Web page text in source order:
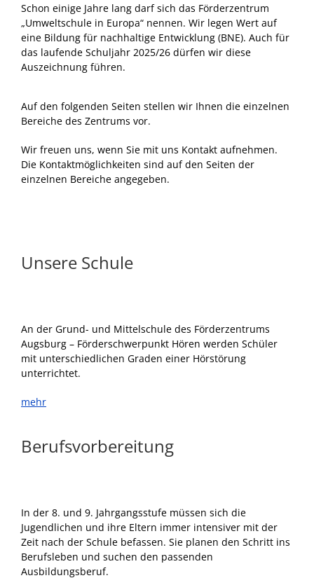
Schon einige Jahre lang darf sich das Förderzentrum
„Umweltschule in Europa“ nennen. Wir legen Wert auf
eine Bildung für nachhaltige Entwicklung (BNE). Auch für
das laufende Schuljahr 2025/26 dürfen wir diese
Auszeichnung führen.
Auf den folgenden Seiten stellen wir Ihnen die einzelnen
Bereiche des Zentrums vor.
Wir freuen uns, wenn Sie mit uns Kontakt aufnehmen.
Die Kontaktmöglichkeiten sind auf den Seiten der
einzelnen Bereiche angegeben.
Unsere Schule
An der Grund- und Mittelschule des Förderzentrums
Augsburg – Förderschwerpunkt Hören werden Schüler
mit unterschiedlichen Graden einer Hörstörung
unterrichtet.
mehr
Berufsvorbereitung
In der 8. und 9. Jahrgangsstufe müssen sich die
Jugendlichen und ihre Eltern immer intensiver mit der
Zeit nach der Schule befassen. Sie planen den Schritt ins
Berufsleben und suchen den passenden
Ausbildungsberuf.